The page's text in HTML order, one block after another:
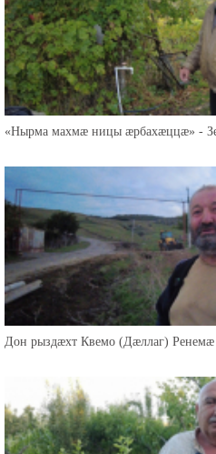
«Нырма махмæ ницы æрбахæццæ» -
Дон рыздæхт Квемо (Дæллаг) Ренемæ